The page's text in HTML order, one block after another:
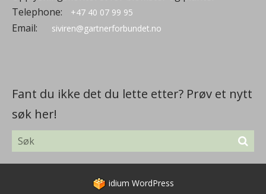
Telephone:
+47 40 07 99 95
Email: siviren@gartnerforbundet.no
Fant du ikke det du lette etter? Prøv et nytt
søk her!
idium WordPress